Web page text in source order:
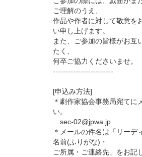
ご理解のうえ、
作品や作者に対して敬意を
い申し上げます。
また、ご参加の皆様がお互
たく、
何卒ご協力くださいませ。
------------------------
[申込み方法]
＊劇作家協会事務局宛てに
い。
sec-02@jpwa.jp
＊メールの件名は「リーデ
名前(ふりがな)・
ご所属・ご連絡先」をお記